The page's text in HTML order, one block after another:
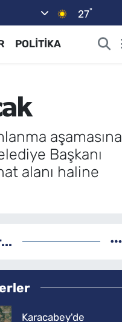
27°
POLİTİKA
aşamasına
Başkanı
alanı haline
Karacabey'de